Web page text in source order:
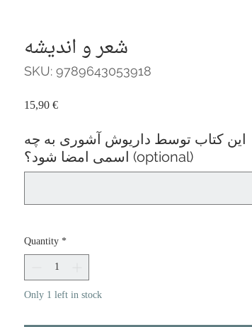
شعر و اندیشه
SKU: 9789643053918
15,90 €Price
این کتاب توسط داریوش آشوری به چه
اسمی امضا شود؟ (optional)
Quantity*
Only 1 left in stock